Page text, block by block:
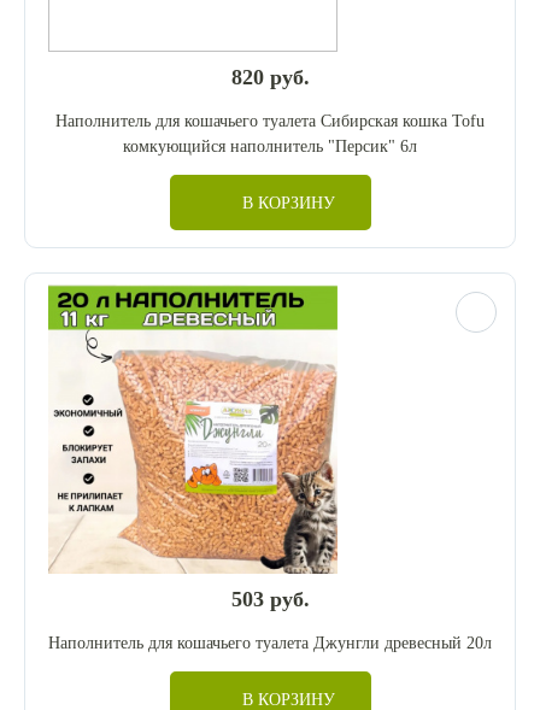
820 руб.
Наполнитель для кошачьего туалета Сибирская кошка Tofu
комкующийся наполнитель "Персик" 6л
В КОРЗИНУ
503 руб.
Наполнитель для кошачьего туалета Джунгли древесный 20л
В КОРЗИНУ